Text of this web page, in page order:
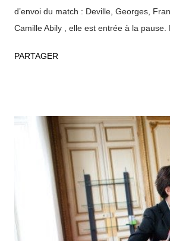
d’envoi du match : Deville, Georges,
Camille Abily , elle est entrée à la
auquel a répondu Louisa Nécib en
l’international américaine Megan
Olympique l’été dernier à Londres, a
PARTAGER